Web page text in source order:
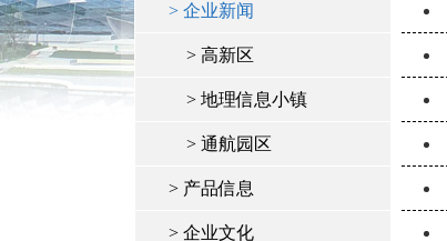
> 企业新闻
> 高新区
> 地理信息小镇
> 通航园区
> 产品信息
> 企业文化